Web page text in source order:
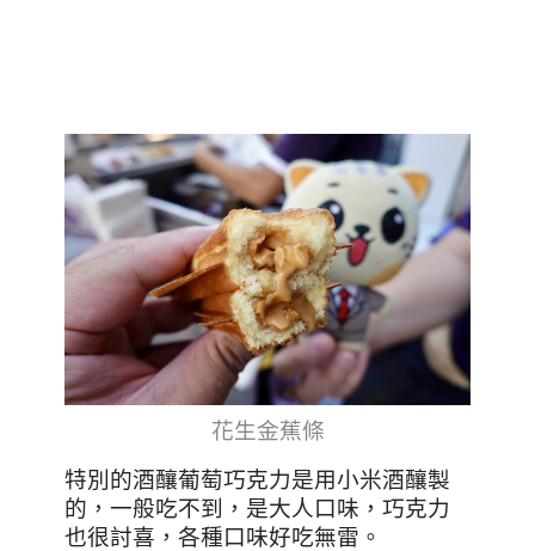
花生金蕉條
特別的酒釀葡萄巧克力是用小米酒釀製
的，一般吃不到，是大人口味，巧克力
也很討喜，各種口味好吃無雷。